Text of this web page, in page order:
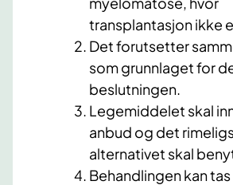
transplantasjon ikke
Det forutsetter
som grunnlaget for
beslutningen.
Legemiddelet skal
anbud og det
alternativet skal
Behandlingen kan tas